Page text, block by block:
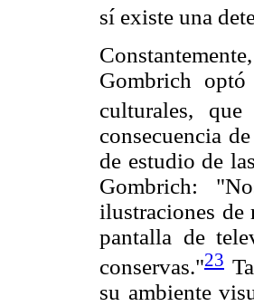
sí existe una
Gombrich
culturales,
consecuencia
de estudio de
Gombrich:
ilustraciones de
pantalla de
conservas."23
su ambiente